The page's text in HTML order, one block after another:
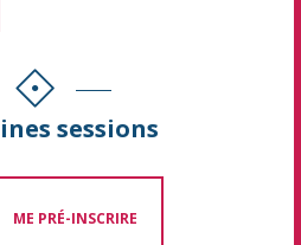
sessions
ME PRÉ-INSCRIRE